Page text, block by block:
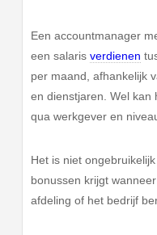
Een accountmanager
een salarisverdienen
per maand, afhankelijk
en dienstjaren. Wel kan
qua werkgever en
Het is niet
bonussen krijgt
afdeling of het bedrijf